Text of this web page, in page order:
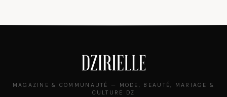
MAGAZINE & COMMUNAUTÉ — MODE, BEAUTÉ, MARIAGE &
CULTURE DZ